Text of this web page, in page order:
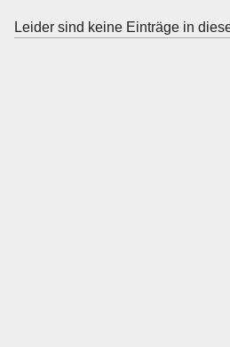
Leider sind keine Einträge in